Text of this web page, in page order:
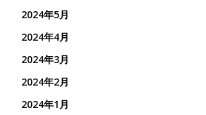
2024年5月
2024年4月
2024年3月
2024年2月
2024年1月